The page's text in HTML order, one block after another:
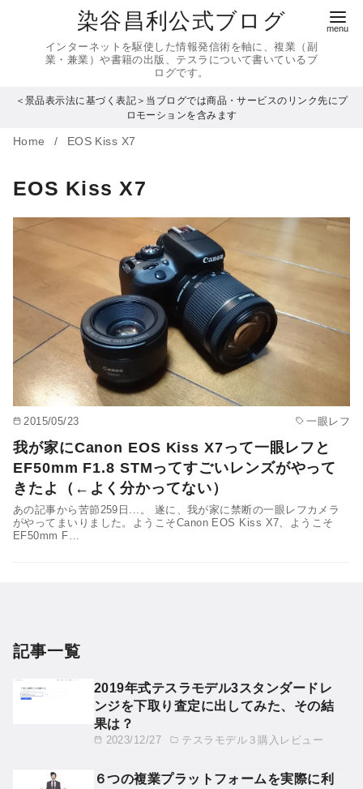
へ
動
染谷昌利公式ブログ
インターネットを駆使した情報発信術を軸に、複業（副
業・兼業）や書籍の出版、テスラについて書いているブ
ログです。
＜景品表示法に基づく表記＞当ブログでは商品・サービスのリンク先にプ
ロモーションを含みます
Home EOS Kiss X7
EOS Kiss X7
2015/05/23 一眼レフ
我が家にCanon EOS Kiss X7って一眼レフと
EF50mm F1.8 STMってすごいレンズがやって
きたよ（←よく分かってない）
あの記事から苦節259日...。 遂に、我が家に禁断の一眼レフカメラ
がやってまいりました。ようこそCanon EOS Kiss X7、ようこそ
EF50mm F…
記事一覧
2023/12/27 テスラモデル３購入レビュー
2019年式テスラモデル3スタンダードレ
ンジを下取り査定に出してみた、その結
果は？
６つの複業プラットフォームを実際に利